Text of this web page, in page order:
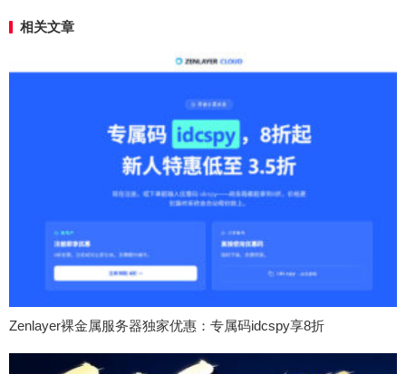
相关文章
Zenlayer裸金属服务器独家优惠：专属码idcspy享8折